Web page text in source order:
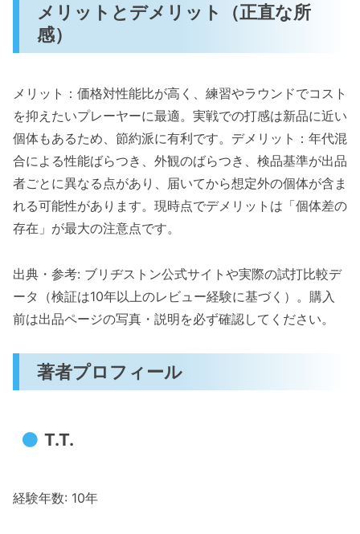
メリットとデメリット（正直な所
感）
メリット：価格対性能比が高く、練習やラウンドでコスト
を抑えたいプレーヤーに最適。実戦での打感は新品に近い
個体もあるため、節約派に有利です。デメリット：年代混
合による性能ばらつき、外観のばらつき、検品基準が出品
者ごとに異なる点があり、届いてから想定外の個体が含ま
れる可能性があります。現時点でデメリットは「個体差の
存在」が最大の注意点です。
出典・参考: ブリヂストン公式サイトや実際の試打比較デ
ータ（検証は10年以上のレビュー経験に基づく）。購入
前は出品ページの写真・説明を必ず確認してください。
著者プロフィール
T.T.
経験年数: 10年